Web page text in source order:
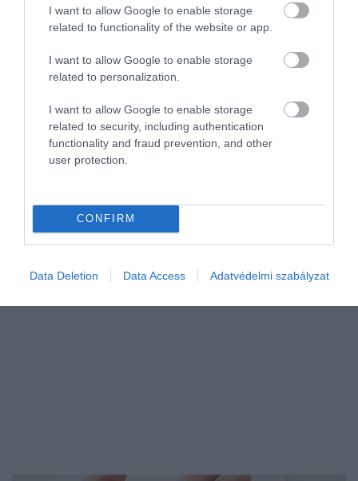
I want to allow Google to enable storage
related to functionality of the website or app.
I want to allow Google to enable storage
related to personalization.
I want to allow Google to enable storage
related to security, including authentication
functionality and fraud prevention, and other
user protection.
CONFIRM
Data Deletion Data Access Adatvédelmi szabályzat
Megvan a döntés, 10 milliárd euró uniós forráshoz
férhet hozzá Magyarország
tervét, ezzel megnyitotta az utat mintegy 10 milliárd eurónyi
támogatás és…